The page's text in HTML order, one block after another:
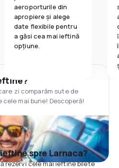
aeroporturile din
apropiere și alege
date flexibile pentru
a găsi cea mai ieftină
opțiune.
zi comparăm sute de
mai bune! Descoperă!
spre Larnaca?
rezervi cele mai ieftine bilete